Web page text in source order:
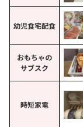
幼児食宅配食
おもちゃの
サブスク
時短家電